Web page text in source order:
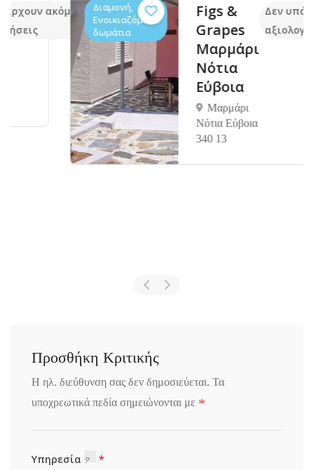
Διαμονή,
Ενοικιαζόμενα
δωμάτια
Figs &
Grapes
Μαρμάρι
Νότια
Εύβοια
Μαρμάρι
Νότια Εύβοια
340 13
Δεν υπάρχουν
αξιολογήσεις
Προσθήκη Κριτικής
Η ηλ. διεύθυνση σας δεν δημοσιεύεται. Τα
υποχρεωτικά πεδία σημειώνονται με *
Υπηρεσία